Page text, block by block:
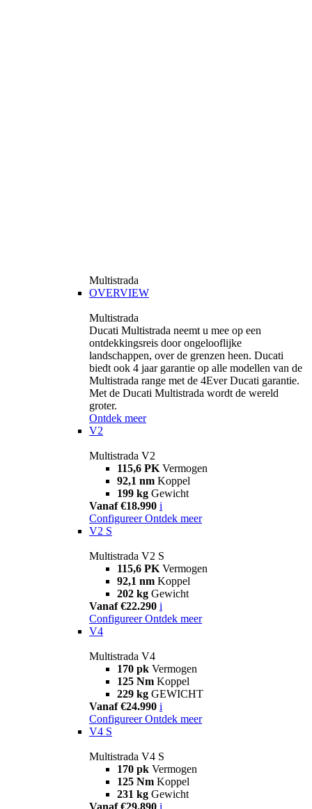
Multistrada
OVERVIEW
Multistrada
Ducati Multistrada neemt u mee op een
ontdekkingsreis door ongelooflijke
landschappen, over de grenzen heen. Ducati
biedt ook 4 jaar garantie op alle modellen van de
Multistrada range met de 4Ever Ducati garantie.
Met de Ducati Multistrada wordt de wereld
groter.
Ontdek meer
V2
Multistrada V2
115,6 PK Vermogen
92,1 nm Koppel
199 kg Gewicht
Vanaf €18.990 i
Configureer Ontdek meer
V2 S
Multistrada V2 S
115,6 PK Vermogen
92,1 nm Koppel
202 kg Gewicht
Vanaf €22.290 i
Configureer Ontdek meer
V4
Multistrada V4
170 pk Vermogen
125 Nm Koppel
229 kg GEWICHT
Vanaf €24.990 i
Configureer Ontdek meer
V4 S
Multistrada V4 S
170 pk Vermogen
125 Nm Koppel
231 kg Gewicht
Vanaf €29.890 i